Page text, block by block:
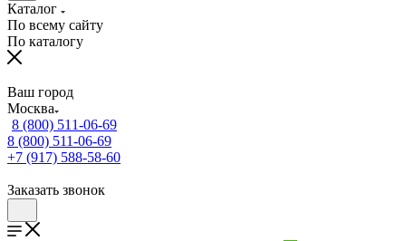
Каталог
По всему сайту
По каталогу
Ваш город
Москва
8 (800) 511-06-69
8 (800) 511-06-69
+7 (917) 588-58-60
Заказать звонок